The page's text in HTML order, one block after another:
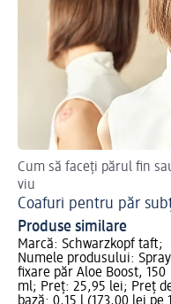
Cum să faceți părul fin
viu
Coafuri pentru păr
Produse similare
Marcă: Schwarzkopf taft;
Numele produsului: Spray
fixare păr Aloe Boost, 150
ml; Preț: 25,95 lei; Preț